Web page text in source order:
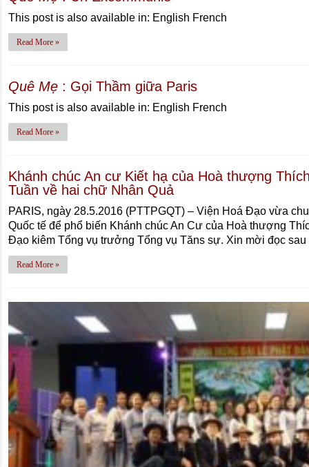
This post is also available in: English French
Read More »
Quê Mẹ : Gọi Thầm giữa Paris
This post is also available in: English French
Read More »
Khánh chúc An cư Kiết hạ của Hoà thượng
Tuần về hai chữ Nhân Quả
PARIS, ngày 28.5.2016 (PTTPGQT) – Viện Hoá Đạo vừa
Quốc tế để phổ biến Khánh chúc An Cư của Hoà thượng
Đạo kiêm Tổng vụ trưởng Tổng vụ Tăns sự. Xin mời đọc
Read More »